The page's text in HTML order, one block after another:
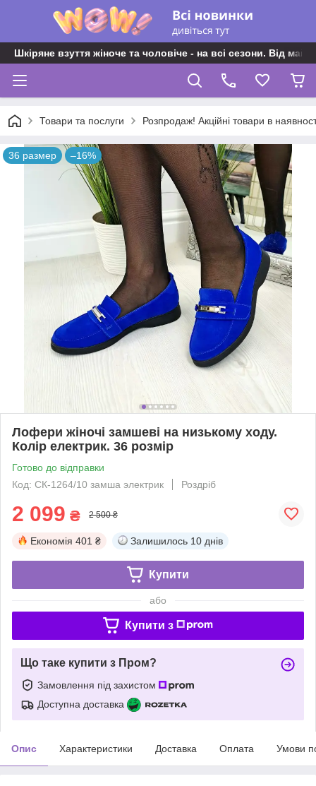
Шкіряне взуття жіноче та чоловіче - на всі сезони. Від
Товари та послуги Розпродаж! Акційні товари в
36 размер –16%
Лофери жіночі замшеві на низькому ходу.
Колір електрик. 36 розмір
Готово до відправки
Код: СК-1264/10 замша электрик
Роздріб
2 099 ₴ 2 500 ₴
Економія 401 ₴ Залишилось 10 днів
Купити
або
Купити з
Що таке купити з Пром?
Замовлення під захистом
Доступна доставка
Опис Характеристики Доставка Оплата Умови